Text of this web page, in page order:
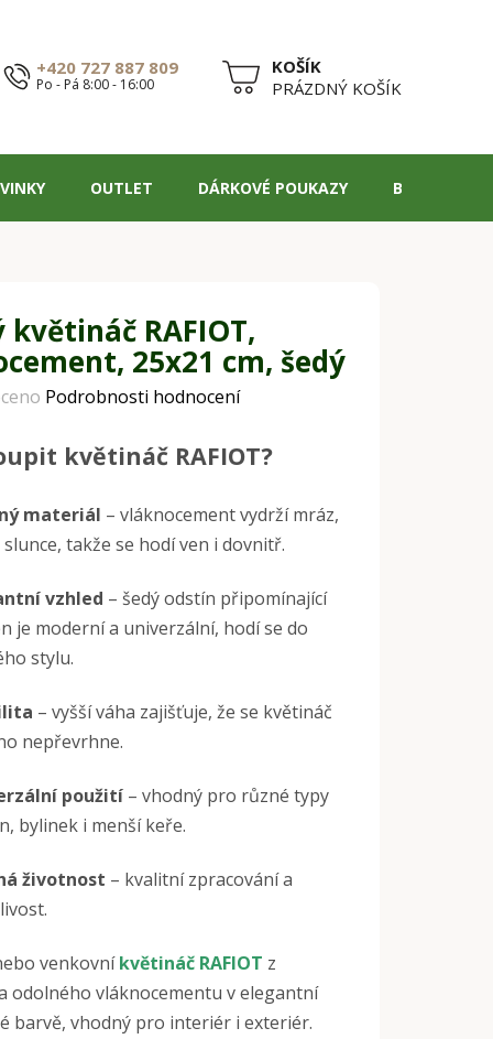
+420 727 887 809
Po - Pá 8:00 - 16:00
NÁKUPNÍPRÁZDNÝ KOŠÍK
OUTLET DÁRKOVÉ POUKAZY BLOG
RAFIOT,
25x21 cm, šedý
Podrobnosti hodnocení
květináč RAFIOT?
materiál – vláknocement vydrží mráz,
takže se hodí ven i dovnitř.
vzhled – šedý odstín připomínající
je moderní a univerzální, hodí se do
stylu.
– vyšší váha zajišťuje, že se květináč
nepřevrhne.
použití– vhodný pro různé typy
bylinek i menší keře.
životnost – kvalitní zpracování a
venkovníkvětináč RAFIOT z
odolného vláknocementu v elegantní
barvě, vhodný pro interiér i exteriér.